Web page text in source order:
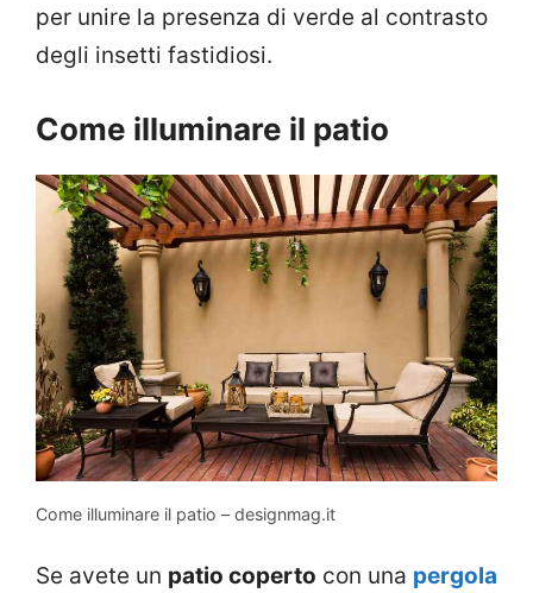
per unire la presenza di verde al contrasto
degli insetti fastidiosi.
Come illuminare il patio
Come illuminare il patio – designmag.it
Se avete un patio coperto con una pergola